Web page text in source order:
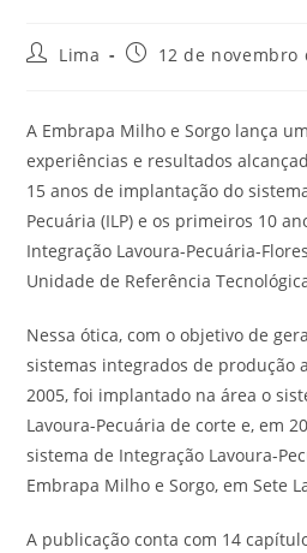
Lima 12 de novembro
A Embrapa Milho e Sorgo lança
experiências e resultados
15 anos de implantação do
Pecuária (ILP) e os primeiros 10
Integração Lavoura-Pecuária-
Unidade de Referência
Nessa ótica, com o objetivo de
sistemas integrados de produção
2005, foi implantado na área o
Lavoura-Pecuária de corte e, em
sistema de Integração Lavoura-
Embrapa Milho e Sorgo, em Sete
A publicação conta com 14